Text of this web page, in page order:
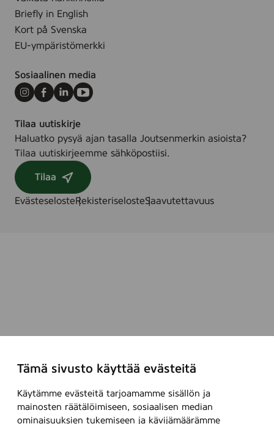
Tämä sivusto käyttää evästeitä
Käytämme evästeitä tarjoamamme sisällön ja
mainosten räätälöimiseen, sosiaalisen median
ominaisuuksien tukemiseen ja kävijämäärämme
Briefly in English
Kort på Svenska
EU-ympäristömerkki
Sosiaalinen media
Instagram
Facebook
LinkedInYoutube
Tilaa uutiskirje
Haluatko pysyä ajan tasalla Joutsenmerkin asioista?
Tilaa uutiskirjeemme sähköpostiisi.
Tilaa
EvästeselosteRekisteriselosteSaavutettavuus